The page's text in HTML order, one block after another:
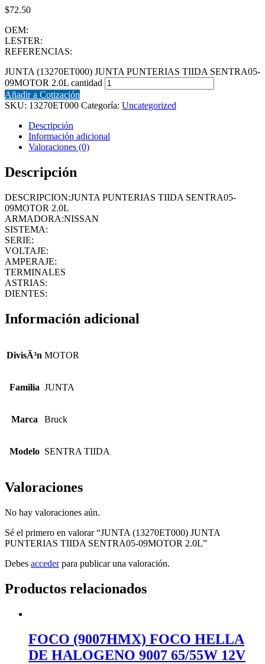
$72.50
OEM:
LESTER:
REFERENCIAS:
JUNTA (13270ET000) JUNTA PUNTERIAS TIIDA SENTRA05-
09MOTOR 2.0L cantidad
Añadir a Cotización
SKU: 13270ET000 Categoría: Uncategorized
Descripción
Información adicional
Valoraciones (0)
Descripción
DESCRIPCION:JUNTA PUNTERIAS TIIDA SENTRA05-
09MOTOR 2.0L
ARMADORA:NISSAN
SISTEMA:
SERIE:
VOLTAJE:
AMPERAJE:
TERMINALES
ASTRIAS:
DIENTES:
Información adicional
DivisÃ³n MOTOR
Familia JUNTA
Marca Bruck
Modelo SENTRA TIIDA
Valoraciones
No hay valoraciones aún.
Sé el primero en valorar “JUNTA (13270ET000) JUNTA
PUNTERIAS TIIDA SENTRA05-09MOTOR 2.0L”
Debes accederpara publicar una valoración.
Productos relacionados
FOCO (9007HMX) FOCO HELLA
DE HALOGENO 9007 65/55W 12V